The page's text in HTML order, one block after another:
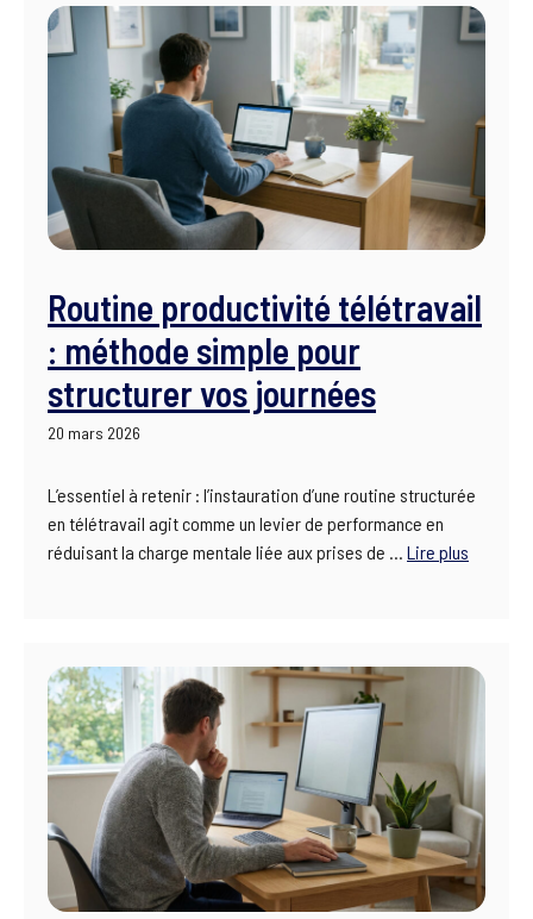
Routine productivité télétravail
: méthode simple pour
structurer vos journées
20 mars 2026
L’essentiel à retenir : l’instauration d’une routine structurée
en télétravail agit comme un levier de performance en
réduisant la charge mentale liée aux prises de … Lire plus